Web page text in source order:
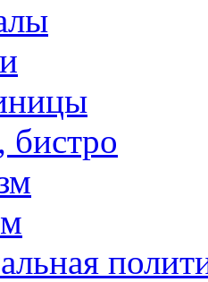
бистро